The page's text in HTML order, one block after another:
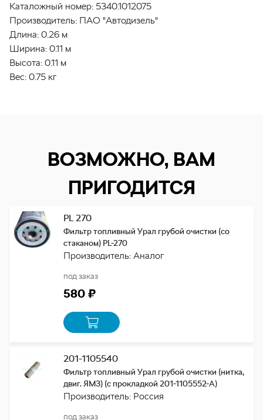
Каталожный номер: 5340.1012075
Производитель: ПАО "Автодизель"
Длина: 0.26 м
Ширина: 0.11 м
Высота: 0.11 м
Вес: 0.75 кг
ВОЗМОЖНО, ВАМ
ПРИГОДИТСЯ
PL 270
Фильтр топливный Урал грубой очистки (со
стаканом) PL-270
Производитель: Аналог
под заказ
580 ₽
201-1105540
Фильтр топливный Урал грубой очистки (нитка,
двиг. ЯМЗ) (с прокладкой 201-1105552-А)
Производитель: Россия
под заказ